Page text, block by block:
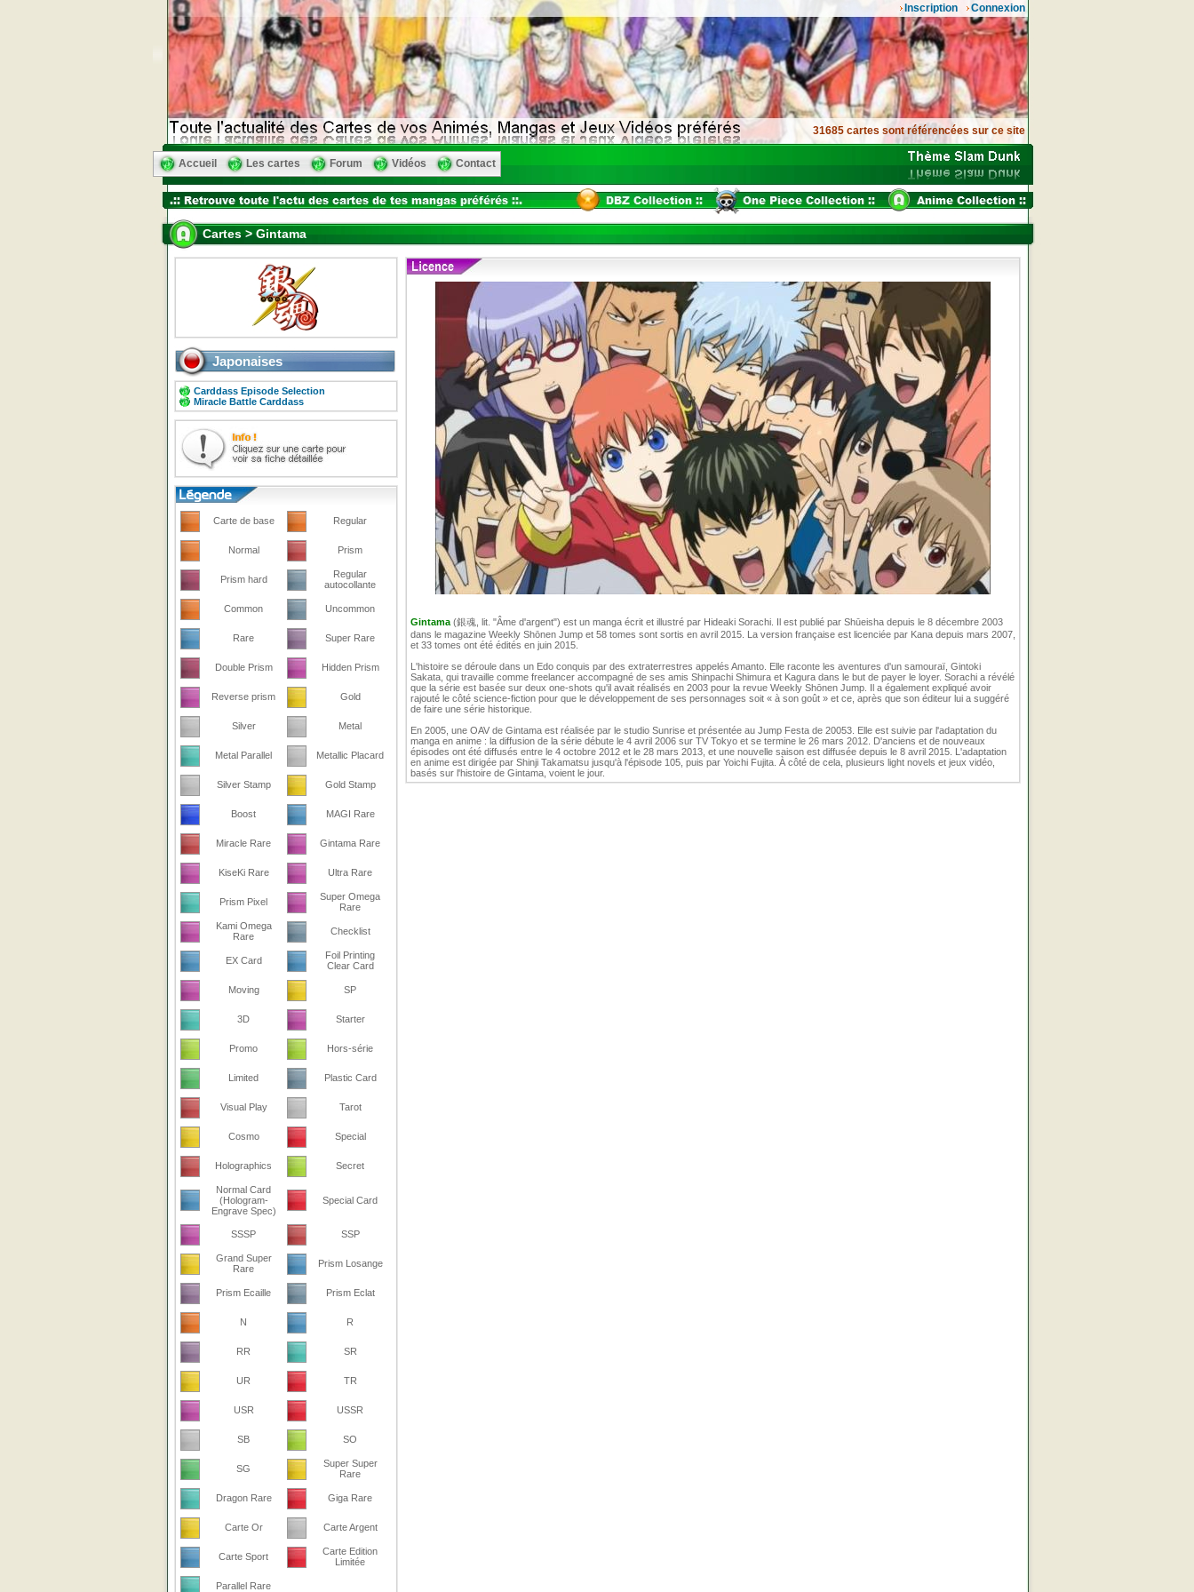
Connexion
Inscription
31685 cartes sont référencées sur ce site
Accueil Les cartes Forum Vidéos Contact
Cartes > Gintama
Japonaises
Carddass Episode Selection
Miracle Battle Carddass
Carte de base Regular
Normal Prism
Prism hard
Regular
autocollante
Common Uncommon
Rare Super Rare
Double Prism Hidden Prism
Reverse prism Gold
Silver Metal
Metal Parallel Metallic Placard
Silver Stamp Gold Stamp
Boost MAGI Rare
Miracle Rare Gintama Rare
KiseKi Rare Ultra Rare
Prism Pixel
Super Omega
Rare
Kami Omega
Rare
Checklist
EX Card
Foil Printing
Clear Card
Moving SP
3D Starter
Promo Hors-série
Limited Plastic Card
Visual Play Tarot
Cosmo Special
Holographics Secret
Normal Card
(Hologram-
Engrave Spec)
Special Card
SSSP SSP
Grand Super
Rare
Prism Losange
Prism Ecaille Prism Eclat
N R
RR SR
UR TR
USR USSR
SB SO
SG
Super Super
Rare
Dragon Rare Giga Rare
Carte Or Carte Argent
Carte Sport
Carte Edition
Limitée
Parallel Rare
Gintama (銀魂, lit. "Âme d'argent") est un manga écrit et illustré par Hideaki Sorachi. Il est publié par Shūeisha depuis le 8 décembre 2003
dans le magazine Weekly Shōnen Jump et 58 tomes sont sortis en avril 2015. La version française est licenciée par Kana depuis mars 2007,
et 33 tomes ont été édités en juin 2015.
L'histoire se déroule dans un Edo conquis par des extraterrestres appelés Amanto. Elle raconte les aventures d'un samouraï, Gintoki
Sakata, qui travaille comme freelancer accompagné de ses amis Shinpachi Shimura et Kagura dans le but de payer le loyer. Sorachi a révélé
que la série est basée sur deux one-shots qu'il avait réalisés en 2003 pour la revue Weekly Shōnen Jump. Il a également expliqué avoir
rajouté le côté science-fiction pour que le développement de ses personnages soit « à son goût » et ce, après que son éditeur lui a suggéré
de faire une série historique.
En 2005, une OAV de Gintama est réalisée par le studio Sunrise et présentée au Jump Festa de 20053. Elle est suivie par l'adaptation du
manga en anime : la diffusion de la série débute le 4 avril 2006 sur TV Tokyo et se termine le 26 mars 2012. D'anciens et de nouveaux
épisodes ont été diffusés entre le 4 octobre 2012 et le 28 mars 2013, et une nouvelle saison est diffusée depuis le 8 avril 2015. L'adaptation
en anime est dirigée par Shinji Takamatsu jusqu'à l'épisode 105, puis par Yoichi Fujita. À côté de cela, plusieurs light novels et jeux vidéo,
basés sur l'histoire de Gintama, voient le jour.